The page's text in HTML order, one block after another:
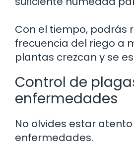
Con el tiempo, podrás
frecuencia del riego a
plantas crezcan y se
Control de
enfermedades
No olvides estar
enfermedades.